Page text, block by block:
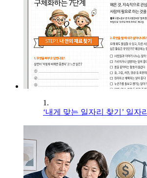
1.
‘내게 맞는 일자리 찾기’ 일자